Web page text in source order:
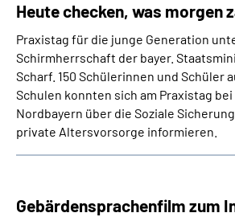
Heute checken, was morgen
Praxistag für die junge Generation
Schirmherrschaft der bayer.
Scharf. 150 Schülerinnen und Schüler
Schulen konnten sich am Praxistag
Nordbayern über die Soziale
private Altersvorsorge informieren.
Gebärdensprachenfilm zum